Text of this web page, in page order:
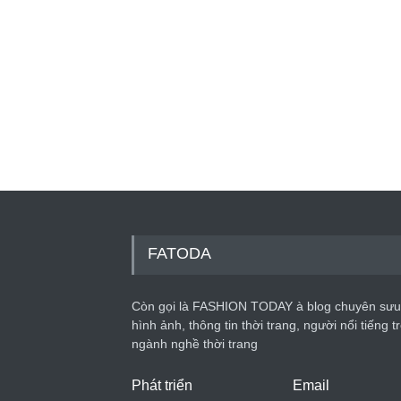
FATODA
Còn gọi là FASHION TODAY à blog chuyên
hình ảnh, thông tin thời trang, người nổi tiếng
ngành nghề thời trang
Phát triển Email